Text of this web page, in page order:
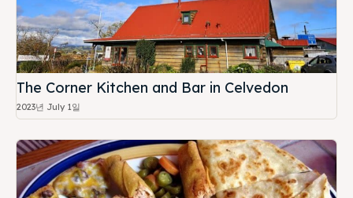
The Corner Kitchen and Bar in Celvedon
2023년 July 1일